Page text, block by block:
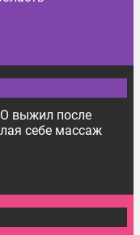
выжил после
себе массаж